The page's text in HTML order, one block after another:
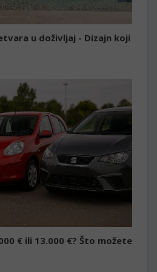
u doživljaj - Dizajn koji
€ ili 13.000 €? Što možete